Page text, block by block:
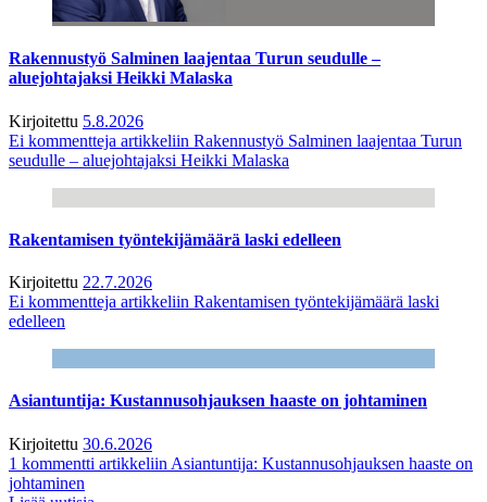
Rakennustyö Salminen laajentaa Turun seudulle –
aluejohtajaksi Heikki Malaska
Kirjoitettu 5.8.2026
Ei kommentteja artikkeliin Rakennustyö Salminen laajentaa Turun
seudulle – aluejohtajaksi Heikki Malaska
Rakentamisen työntekijämäärä laski edelleen
Kirjoitettu 22.7.2026
Ei kommentteja artikkeliin Rakentamisen työntekijämäärä laski
edelleen
Asiantuntija: Kustannusohjauksen haaste on johtaminen
Kirjoitettu 30.6.2026
1 kommentti artikkeliin Asiantuntija: Kustannusohjauksen haaste on
johtaminen